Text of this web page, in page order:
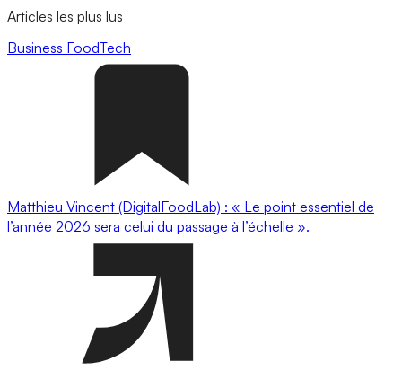
Articles les plus lus
Business FoodTech
Matthieu Vincent (DigitalFoodLab) : « Le point essentiel de
l’année 2026 sera celui du passage à l’échelle ».